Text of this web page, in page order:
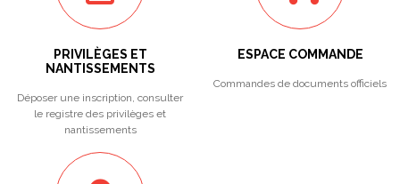
PRIVILÈGES ET
NANTISSEMENTS
Déposer une inscription, consulter
le registre des privilèges et
nantissements
ESPACE COMMANDE
Commandes de documents officiels